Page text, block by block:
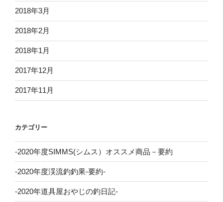
2018年3月
2018年2月
2018年1月
2017年12月
2017年11月
カテゴリー
-2020年度SIMMS(シムス）オススメ商品－要約
-2020年度渓流釣釣果-要約-
-2020年道具屋おやじの釣日記-